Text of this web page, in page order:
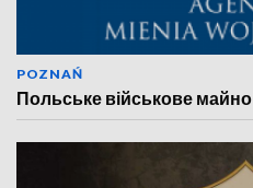
POZNAŃ
Польське військове майно